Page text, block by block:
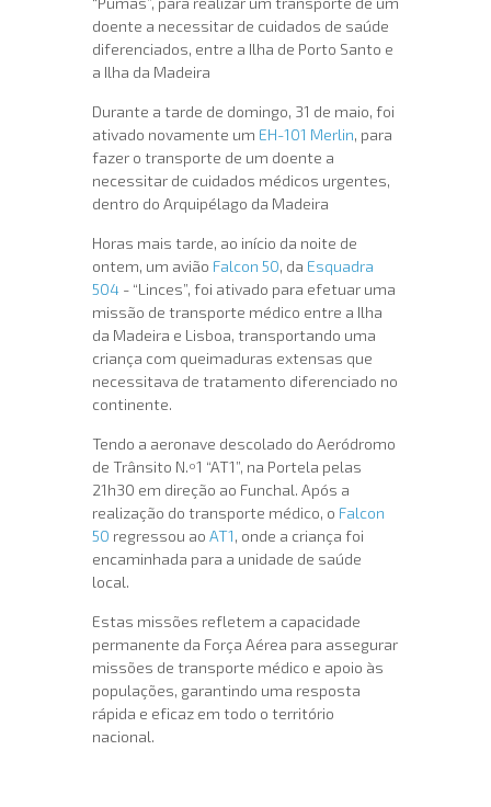
doente a necessitar de cuidados de saúde
diferenciados, entre a Ilha de Porto Santo e
a Ilha da Madeira
Durante a tarde de domingo, 31 de maio, foi
ativado novamente um EH-101 Merlin, para
fazer o transporte de um doente a
necessitar de cuidados médicos urgentes,
dentro do Arquipélago da Madeira
Horas mais tarde, ao início da noite de
ontem, um avião Falcon 50, da Esquadra
504 - “Linces”, foi ativado para efetuar uma
missão de transporte médico entre a Ilha
da Madeira e Lisboa, transportando uma
criança com queimaduras extensas que
necessitava de tratamento diferenciado no
continente.
Tendo a aeronave descolado do Aeródromo
de Trânsito N.º1 “AT1”, na Portela pelas
21h30 em direção ao Funchal. Após a
realização do transporte médico, o Falcon
50 regressou ao AT1, onde a criança foi
encaminhada para a unidade de saúde
local.
Estas missões refletem a capacidade
permanente da Força Aérea para assegurar
missões de transporte médico e apoio às
populações, garantindo uma resposta
rápida e eficaz em todo o território
nacional.